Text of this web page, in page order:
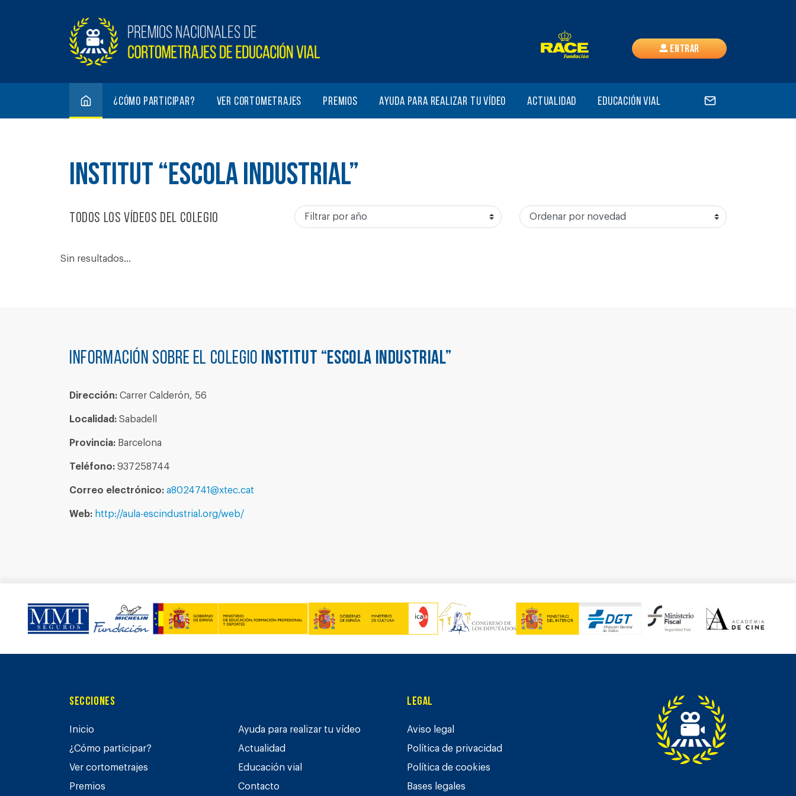
Entrar
¿Cómo participar? Ver cortometrajes Premios Ayuda para realizar tu vídeo Actualidad Educación vial
INSTITUT “ESCOLA INDUSTRIAL”
Todos los vídeos del colegio
Sin resultados...
Información sobre el colegio INSTITUT “ESCOLA INDUSTRIAL”
Dirección: Carrer Calderón, 56
Localidad: Sabadell
Provincia: Barcelona
Teléfono: 937258744
Correo electrónico: a8024741@xtec.cat
Web: http://aula-escindustrial.org/web/
Secciones
Inicio
¿Cómo participar?
Ver cortometrajes
Premios
Ayuda para realizar tu vídeo
Actualidad
Educación vial
Contacto
Legal
Aviso legal
Política de privacidad
Política de cookies
Bases legales